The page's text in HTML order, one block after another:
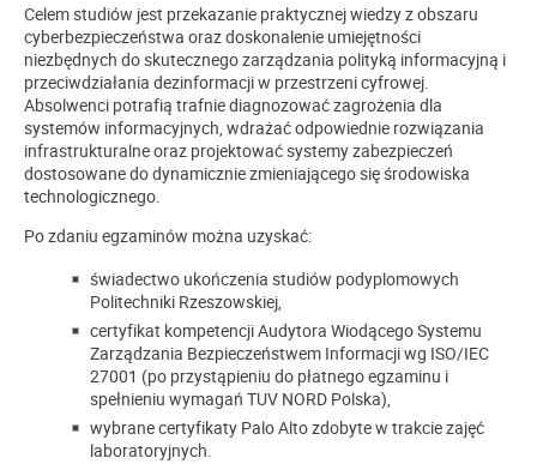
Celem studiów jest przekazanie praktycznej wiedzy z obszaru
cyberbezpieczeństwa oraz doskonalenie umiejętności
niezbędnych do skutecznego zarządzania polityką informacyjną i
przeciwdziałania dezinformacji w przestrzeni cyfrowej.
Absolwenci potrafią trafnie diagnozować zagrożenia dla
systemów informacyjnych, wdrażać odpowiednie rozwiązania
infrastrukturalne oraz projektować systemy zabezpieczeń
dostosowane do dynamicznie zmieniającego się środowiska
technologicznego.
Po zdaniu egzaminów można uzyskać:
świadectwo ukończenia studiów podyplomowych
Politechniki Rzeszowskiej,
certyfikat kompetencji Audytora Wiodącego Systemu
Zarządzania Bezpieczeństwem Informacji wg ISO/IEC
27001 (po przystąpieniu do płatnego egzaminu i
spełnieniu wymagań TUV NORD Polska),
wybrane certyfikaty Palo Alto zdobyte w trakcie zajęć
laboratoryjnych.